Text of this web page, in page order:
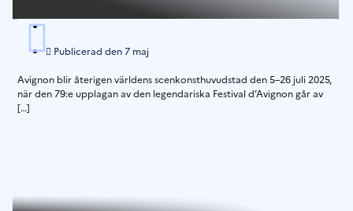
Publicerad den7 maj
Avignon blir återigen världens scenkonsthuvudstad den 5–26 juli 2025,
när den 79:e upplagan av den legendariska Festival d’Avignon går av
[…]